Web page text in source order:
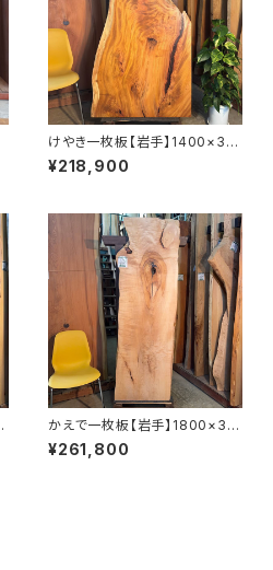
けやき一枚板【岩手】1400×30
0~780×45㎜【オイル塗装 仕
上げ済み】
¥218,900
かえで一枚板【岩手】1800×33
0~600×43㎜【オイル塗装 仕
上げ済み】
¥261,800